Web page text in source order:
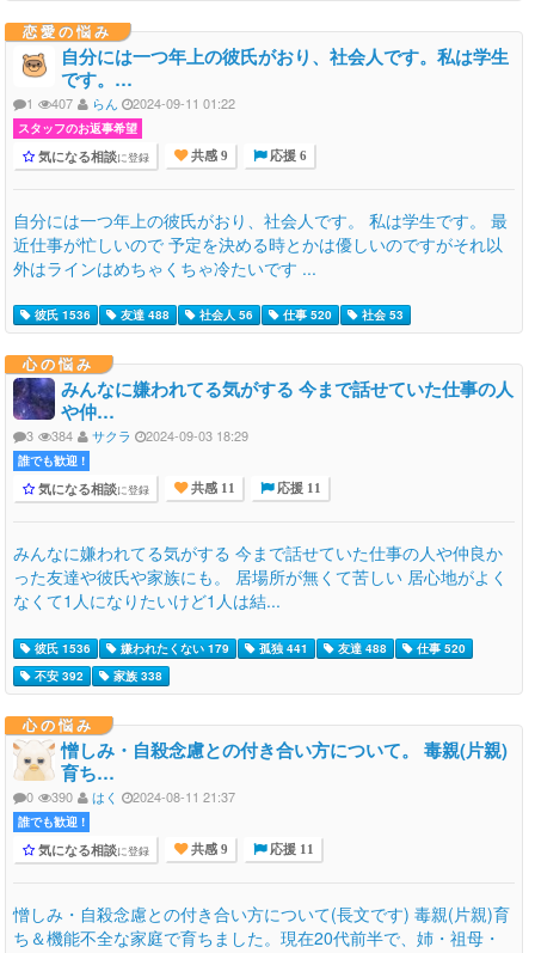
恋愛の悩み
自分には一つ年上の彼氏がおり、社会人です。私は学生
です。…
1 407 らん 2024-09-11 01:22
スタッフのお返事希望
気になる相談に登録 共感 9 応援 6
自分には一つ年上の彼氏がおり、社会人です。 私は学生です。 最
近仕事が忙しいので 予定を決める時とかは優しいのですがそれ以
外はラインはめちゃくちゃ冷たいです ...
彼氏 1536 友達 488 社会人 56 仕事 520 社会 53
心の悩み
みんなに嫌われてる気がする 今まで話せていた仕事の人
や仲…
3 384 サクラ 2024-09-03 18:29
誰でも歓迎 !
気になる相談に登録 共感 11 応援 11
みんなに嫌われてる気がする 今まで話せていた仕事の人や仲良か
った友達や彼氏や家族にも。 居場所が無くて苦しい 居心地がよく
なくて1人になりたいけど1人は結...
彼氏 1536 嫌われたくない 179 孤独 441 友達 488
仕事 520
不安 392
家族 338
心の悩み
憎しみ・自殺念慮との付き合い方について。 毒親(片親)
育ち…
0 390 はく 2024-08-11 21:37
誰でも歓迎 !
気になる相談に登録 共感 9 応援 11
憎しみ・自殺念慮との付き合い方について(長文です) 毒親(片親)育
ち＆機能不全な家庭で育ちました。現在20代前半で、姉・祖母・